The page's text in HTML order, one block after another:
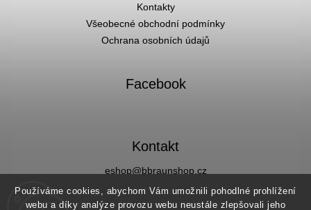
Používáme cookies, abychom Vám umožnili pohodlné prohlížení
webu a díky analýze provozu webu neustále zlepšovali jeho
Kontakty
Všeobecné obchodní podmínky
Ochrana osobních údajů
Facebook
Kontakt
eshop@bbraunshop.cz
Facebook
Instagram